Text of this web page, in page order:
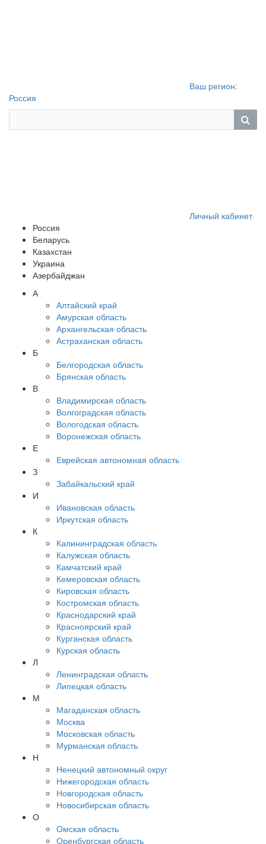
Ваш регион:
Россия
Личный кабинет
Россия
Беларусь
Казахстан
Украина
Азербайджан
А
Алтайский край
Амурская область
Архангельская область
Астраханская область
Б
Белгородская область
Брянская область
В
Владимирская область
Волгоградская область
Вологодская область
Воронежская область
Е
Еврейская автономная область
З
Забайкальский край
И
Ивановская область
Иркутская область
К
Калининградская область
Калужская область
Камчатский край
Кемеровская область
Кировская область
Костромская область
Краснодарский край
Красноярский край
Курганская область
Курская область
Л
Ленинградская область
Липецкая область
М
Магаданская область
Москва
Московская область
Мурманская область
Н
Ненецкий автономный округ
Нижегородская область
Новгородская область
Новосибирская область
О
Омская область
Оренбургская область